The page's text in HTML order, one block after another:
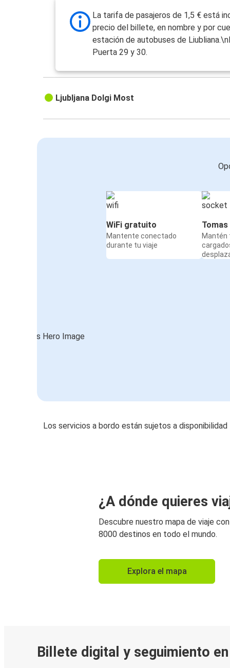
La tarifa de pasajeros de 1,5 € está
precio del billete, en nombre y por
estación de autobuses de
Puerta 29 y 30.
Ljubljana Dolgi Most
WiFi gratuito
Mantente conectado
durante tu viaje
Mantén
Los servicios a bordo están sujetos a disponibilidad
¿A dónde quieres
Descubre nuestro mapa de viaje
8000 destinos en todo el mundo.
Explora el mapa
Billete digital y seguimiento